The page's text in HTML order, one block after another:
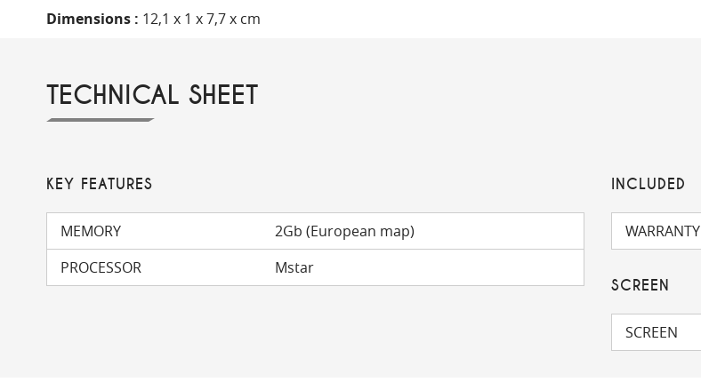
Dimensions : 12,1 x 1 x 7,7 x cm
TECHNICAL SHEET
KEY FEATURES
MEMORY
2Gb (European map)
PROCESSOR
Mstar
INCLUDED
WARRANTY
SCREEN
SCREEN